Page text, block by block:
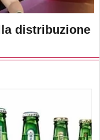
distribuzione